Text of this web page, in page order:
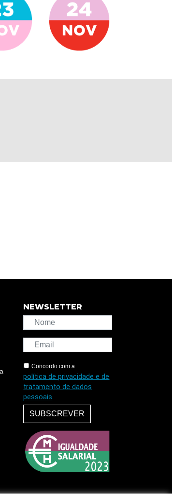
NEWSLETTER
Concordo com a
política de privacidade e de
tratamento de dados
pessoais
SUBSCREVER